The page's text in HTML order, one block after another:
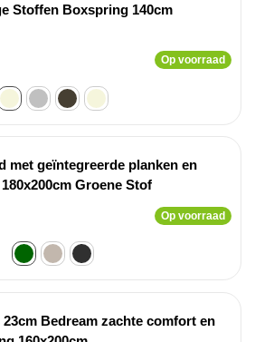
Stoffen Boxspring 140cm
Op voorraad
met geïntegreerde planken en
Groene Stof
Op voorraad
Bedream zachte comfort en